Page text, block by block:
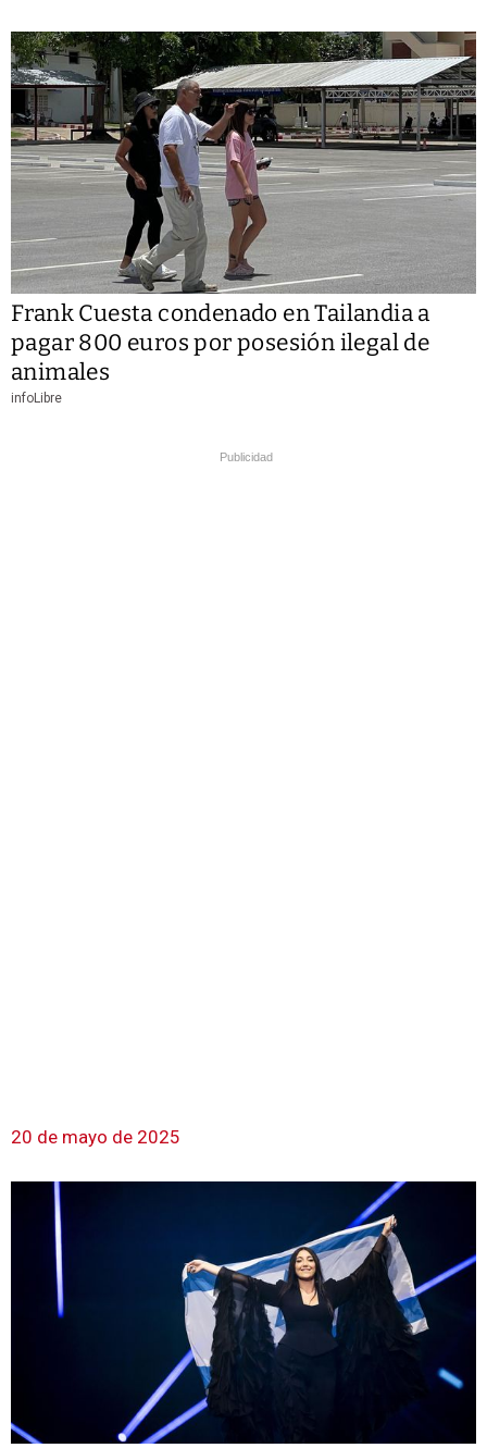
Frank Cuesta condenado en Tailandia a
pagar 800 euros por posesión ilegal de
animales
infoLibre
Publicidad
20 de mayo de 2025